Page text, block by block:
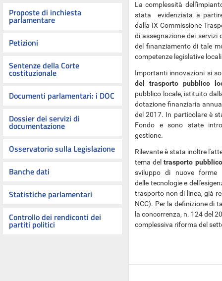
Proposte di inchiesta
parlamentare
Petizioni
Sentenze della Corte
costituzionale
Documenti parlamentari: i DOC
Dossier dei servizi di
documentazione
Osservatorio sulla Legislazione
Banche dati
Statistiche parlamentari
Controllo dei rendiconti dei
partiti politici
La complessità
stata evidenziata a
dalla IX Commissione
di assegnazione dei servizi
del finanziamento di tale
competenze legislative
Importanti innovazioni si
del trasporto pubblico
pubblico locale, istituito
dotazione finanziaria
del 2017. In particolare è
Fondo e sono state
gestione.
Rilevante è stata inoltre
tema deltrasporto
sviluppo di nuove forme
delle tecnologie e
trasporto non di linea, già
NCC). Per la definizione di
la concorrenza, n. 124 del
complessiva riforma del